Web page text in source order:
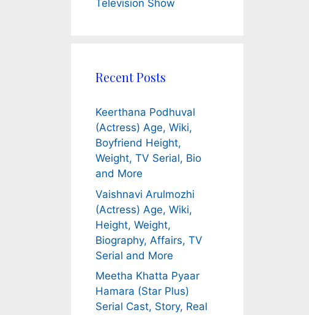
Television Show
Recent Posts
Keerthana Podhuval
(Actress) Age, Wiki,
Boyfriend Height,
Weight, TV Serial, Bio
and More
Vaishnavi Arulmozhi
(Actress) Age, Wiki,
Height, Weight,
Biography, Affairs, TV
Serial and More
Meetha Khatta Pyaar
Hamara (Star Plus)
Serial Cast, Story, Real